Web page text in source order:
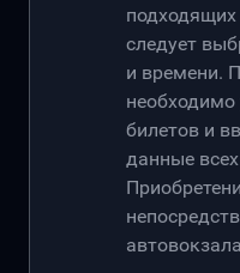
подходящих
следует
и времени.
необходимо
билетов и
данные